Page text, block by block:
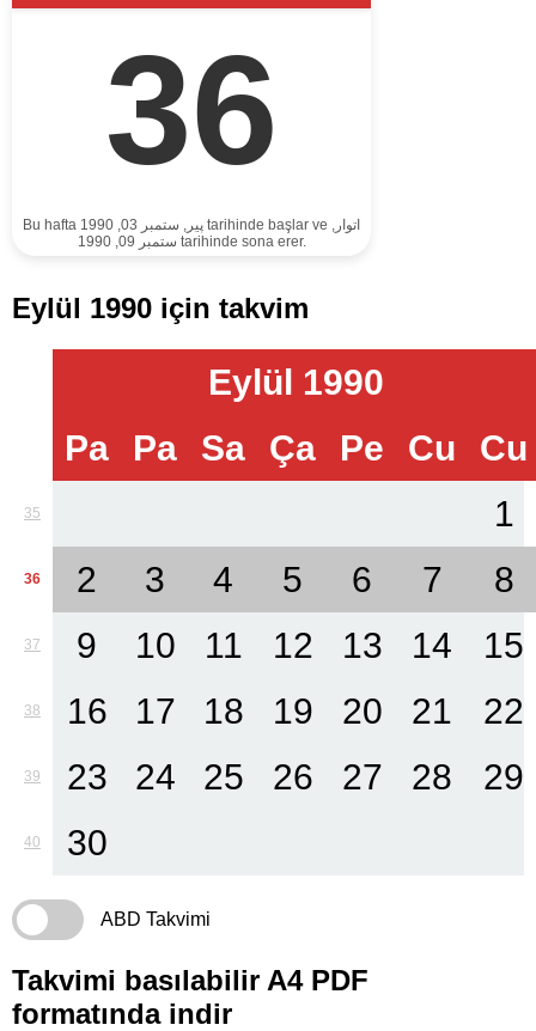
36
Bu hafta پير, ستمبر 03, 1990 tarihinde başlar ve اتوار,
ستمبر 09, 1990 tarihinde sona erer.
Eylül 1990 için takvim
Eylül 1990
Pa
Pa Sa Ça Pe Cu Cu
35 1
36 2 3 4 5 6 7 8
37 9 10 11 12 13 14 15
38 16 17 18 19 20 21 22
39 23 24 25 26 27 28 29
40 30
ABD Takvimi
Takvimi basılabilir A4 PDF
formatında indir